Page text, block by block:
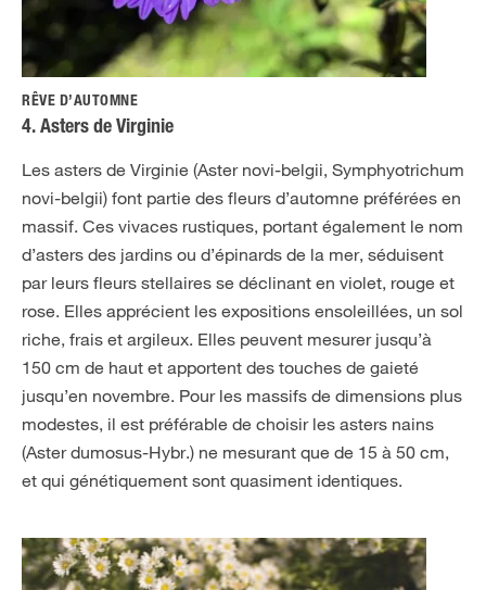
RÊVE D’AUTOMNE
4. Asters de Virginie
Les asters de Virginie (Aster novi-belgii, Symphyotrichum
novi-belgii) font partie des fleurs d’automne préférées en
massif. Ces vivaces rustiques, portant également le nom
d’asters des jardins ou d’épinards de la mer, séduisent
par leurs fleurs stellaires se déclinant en violet, rouge et
rose. Elles apprécient les expositions ensoleillées, un sol
riche, frais et argileux. Elles peuvent mesurer jusqu’à
150 cm de haut et apportent des touches de gaieté
jusqu’en novembre. Pour les massifs de dimensions plus
modestes, il est préférable de choisir les asters nains
(Aster dumosus-Hybr.) ne mesurant que de 15 à 50 cm,
et qui génétiquement sont quasiment identiques.